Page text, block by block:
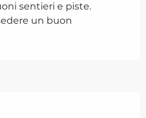
sentieri e piste.
un buon